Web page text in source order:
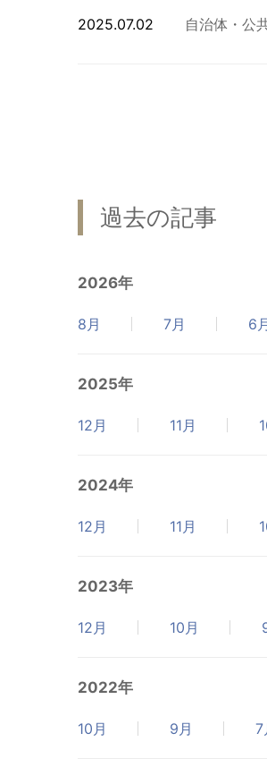
2025.07.02 自治体・公
過去の記事
2026年
8月 7月 6
2025年
12月 11月
2024年
12月 11月
2023年
12月 10月
2022年
10月 9月 7